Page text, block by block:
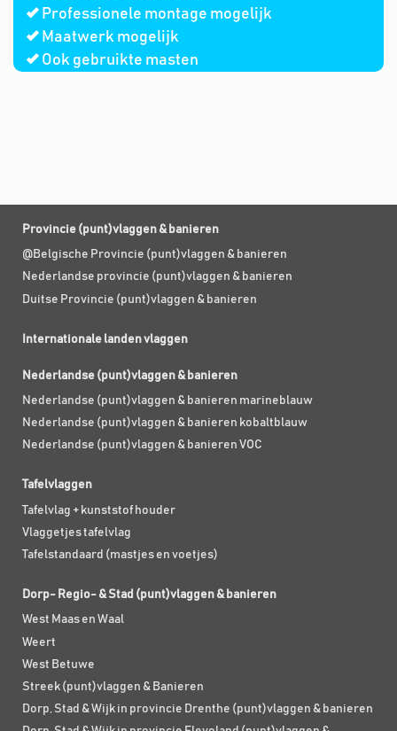
Professionele montage mogelijk
Maatwerk mogelijk
Ook gebruikte masten
Provincie (punt)vlaggen & banieren
@Belgische Provincie (punt)vlaggen & banieren
Nederlandse provincie (punt)vlaggen & banieren
Duitse Provincie (punt)vlaggen & banieren
Internationale landen vlaggen
Nederlandse (punt)vlaggen & banieren
Nederlandse (punt)vlaggen & banieren marineblauw
Nederlandse (punt)vlaggen & banieren kobaltblauw
Nederlandse (punt)vlaggen & banieren VOC
Tafelvlaggen
Tafelvlag + kunststof houder
Vlaggetjes tafelvlag
Tafelstandaard (mastjes en voetjes)
Dorp- Regio- & Stad (punt)vlaggen & banieren
West Maas en Waal
Weert
West Betuwe
Streek (punt)vlaggen & Banieren
Dorp, Stad & Wijk in provincie Drenthe (punt)vlaggen & banieren